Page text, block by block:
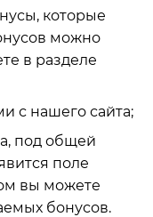
которые
можно
в разделе
с нашего сайта;
под общей
поле
вы можете
бонусов.